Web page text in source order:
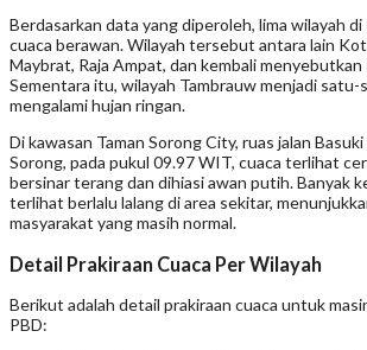
Berdasarkan data yang diperoleh, lima wilayah di
cuaca berawan. Wilayah tersebut antara lain
Maybrat, Raja Ampat, dan kembali
Sementara itu, wilayah Tambrauw menjadi satu-
mengalami hujan ringan.
Di kawasan Taman Sorong City, ruas jalan
Sorong, pada pukul 09.97 WIT, cuaca terlihat
bersinar terang dan dihiasi awan putih. Banyak
terlihat berlalu lalang di area sekitar,
masyarakat yang masih normal.
Detail Prakiraan Cuaca Per Wilayah
Berikut adalah detail prakiraan cuaca untuk
PBD: